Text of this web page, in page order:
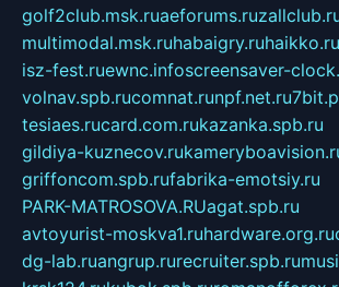
golf2club.msk.ruaeforums.ru
multimodal.msk.ruhabaigry.ruhaikko.ru
isz-fest.ruewnc.infoscreensaver-
volnav.spb.rucomnat.runpf.net.ru
tesiaes.rucard.com.rukazanka.spb.ru
gildiya-kuznecov.ru
griffoncom.spb.rufabrika-emotsiy.ru
PARK-MATROSOVA.RUagat.spb.ru
avtoyurist-moskva1.ruhardware.org.ru
dg-lab.ruangrup.rurecruiter.spb.ru